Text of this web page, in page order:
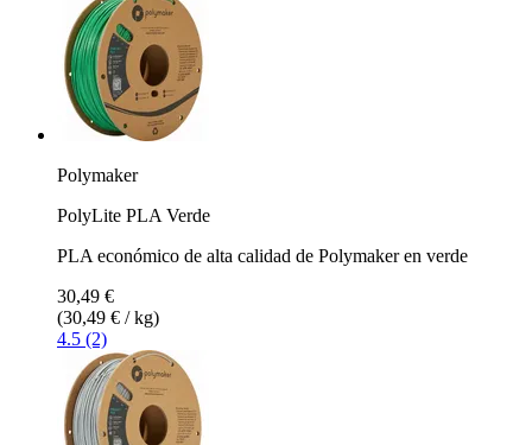
Polymaker
PolyLite PLA Verde
PLA económico de alta calidad de Polymaker en verde
30,49 €
(30,49 € / kg)
4.5 (2)